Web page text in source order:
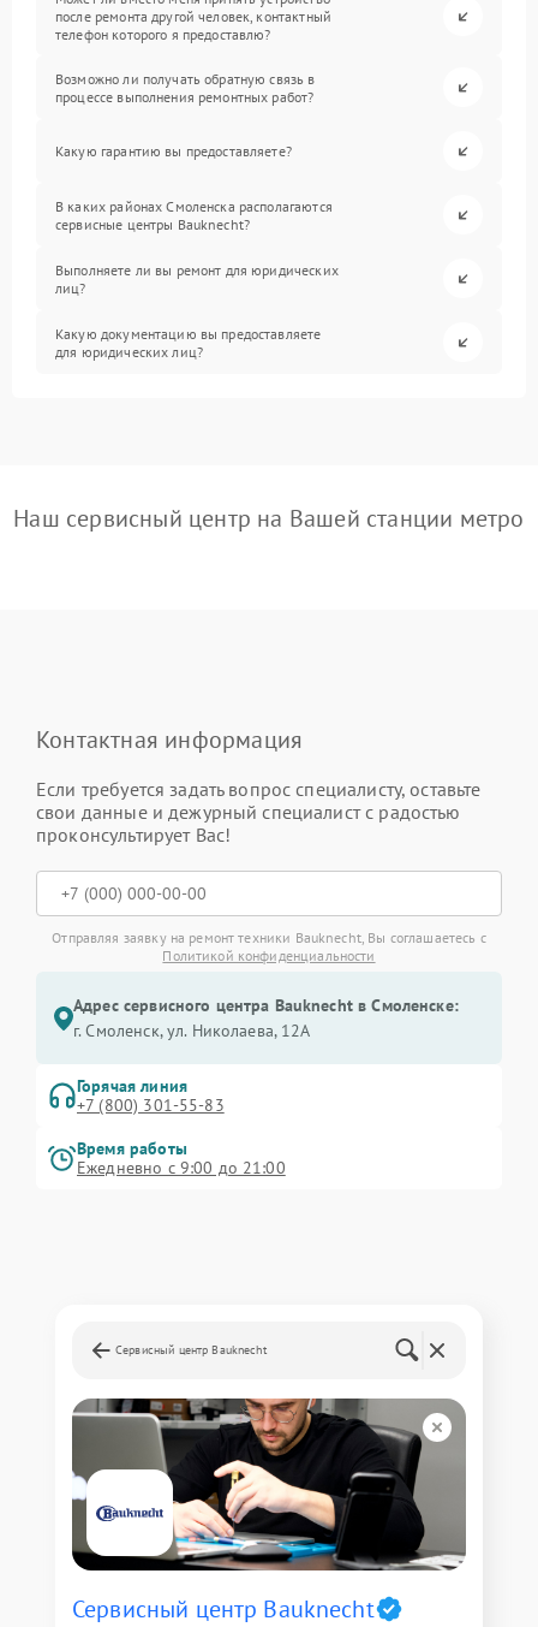
после ремонта другой человек, контактный
телефон которого я предоставлю?
Возможно ли получать обратную связь в
процессе выполнения ремонтных работ?
Какую гарантию вы предоставляете?
В каких районах Смоленска располагаются
сервисные центры Bauknecht?
Выполняете ли вы ремонт для юридических
лиц?
Какую документацию вы предоставляете
для юридических лиц?
Наш сервисный центр на Вашей станции метро
Контактная информация
Если требуется задать вопрос специалисту, оставьте
свои данные и дежурный специалист с радостью
проконсультирует Вас!
Отправляя заявку на ремонт техники Bauknecht, Вы соглашаетесь с
Политикой конфиденциальности
Адрес сервисного центра Bauknecht в Смоленске:
г. Смоленск, ул. Николаева, 12А
Горячая линия
+7 (800) 301-55-83
Время работы
Ежедневно с 9:00 до 21:00
Сервисный центр Bauknecht
Сервисный центр Bauknecht